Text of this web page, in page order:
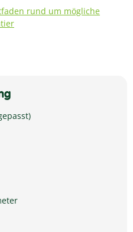
rund um mögliche